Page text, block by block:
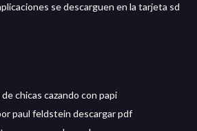
se descarguen en la tarjeta sd
chicas cazando con papi
paul feldstein descargar pdf